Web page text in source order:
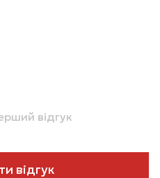
відгук
відгук